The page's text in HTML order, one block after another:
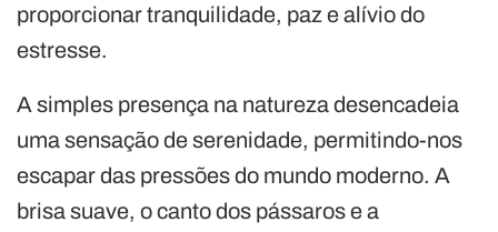
proporcionar tranquilidade, paz e alívio do
estresse.
A simples presença na natureza desencadeia
uma sensação de serenidade, permitindo-nos
escapar das pressões do mundo moderno. A
brisa suave, o canto dos pássaros e a